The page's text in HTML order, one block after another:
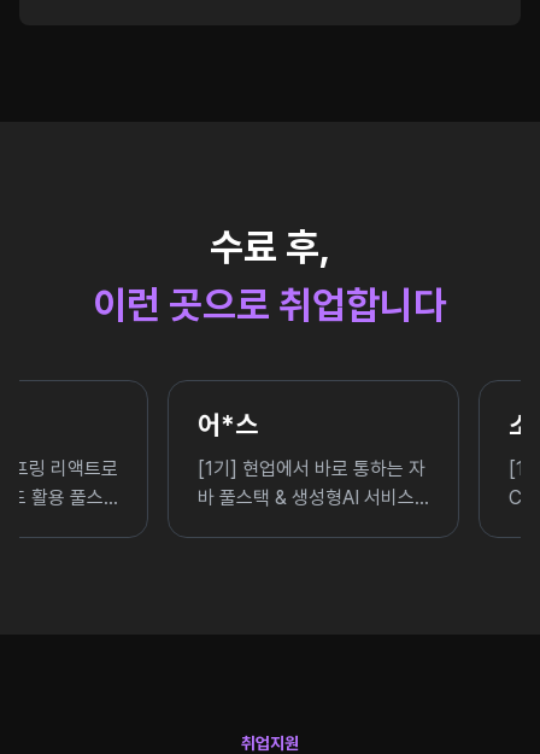
수료 후,
이런 곳으로 취업합니다
[1기] 현업에서 바로 통하는 자
바 풀스택 & 생성형AI 서비스
개발 기업 프로젝트 완성
[12기] KT클라우드와 NHN
Cloud로 완성하는 클라우드
취업지원